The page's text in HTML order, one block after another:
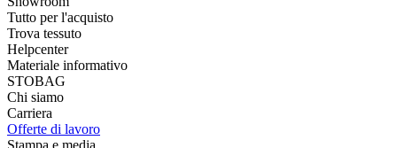
Tutto per l'acquisto
Trova tessuto
Helpcenter
Materiale informativo
STOBAG
Chi siamo
Carriera
Offerte di lavoro
Stampa e media